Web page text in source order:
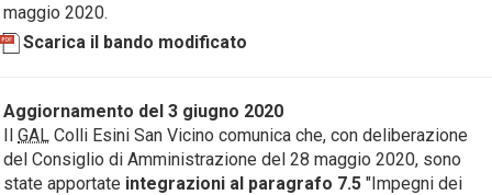
maggio 2020.
Scarica il bando modificato
Aggiornamento del 3 giugno 2020
Il GAL Colli Esini San Vicino comunica che, con deliberazione
del Consiglio di Amministrazione del 28 maggio 2020, sono
state apportate integrazioni al paragrafo 7.5 "Impegni dei